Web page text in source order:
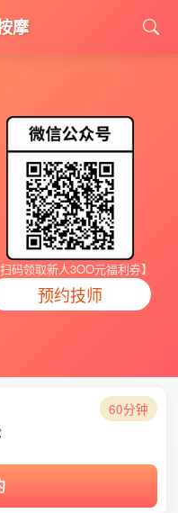
摩
扫码领取新人3OO元福利券】
预约技师
60分钟